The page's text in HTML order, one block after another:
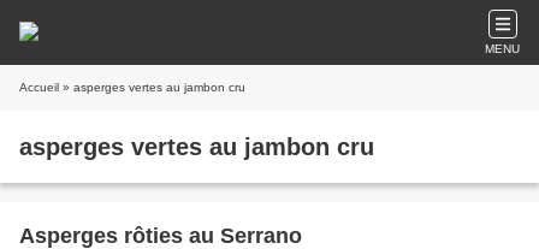
MENU
Accueil » asperges vertes au jambon cru
asperges vertes au jambon cru
Asperges rôties au Serrano